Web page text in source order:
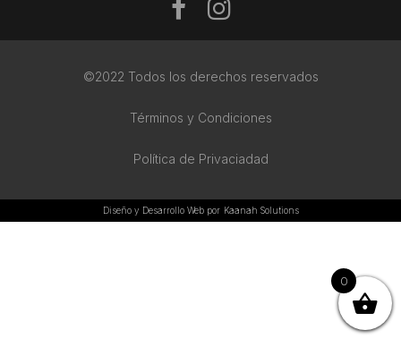
©2022 Todos los derechos reservados
Términos y Condiciones
Política de Privaciadad
Diseño y Desarrollo Web por Kaanah Solutions
0